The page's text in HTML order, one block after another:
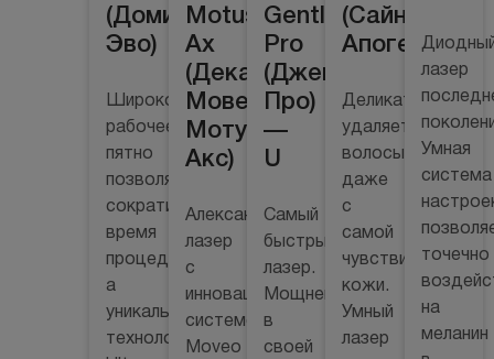
(Домина
Эво)
Широкое
рабочее
пятно
позволяет
сократить
время
процедуры,
а
уникальная
технология
Motus
Ax
(Дека
Мовео
Мотус
Акс)
Александритовый
лазер
с
инновационной
системой
Moveo
GentleLase
Pro
(ДжентлЛейз
Про)
—
U
Самый
быстрый
лазер.
Мощнейший
в
своей
(Сайнашур
Апогей+)
Деликатно
удаляет
волосы
даже
с
самой
чувствительной
кожи.
Умный
лазер
лазер
Умная
система
точечно
на
меланин